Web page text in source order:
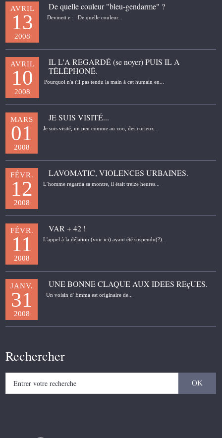
AVRIL
13
2008
De quelle couleur "bleu-gendarme" ?
Devinett e : De quelle couleur...
AVRIL
10
2008
IL L'A REGARDÉ (se noyer) PUIS IL A
TÉLÉPHONÉ.
Pourquoi n'a t'il pas tendu la main à cet humain en...
MARS
01
2008
JE SUIS VISITÉ...
Je suis visité, un peu comme au zoo, des curieux...
FÉVR.
12
2008
LAVOMATIC, VIOLENCES URBAINES.
L’homme regarda sa montre, il était treize heures...
FÉVR.
11
2008
VAR + 42 !
L'appel à la délation (voir ici) ayant été suspendu(?)...
JANV.
31
2008
UNE BONNE CLAQUE AUX IDEES REçUES.
Un voisin d' Emma est originaire de...
Rechercher